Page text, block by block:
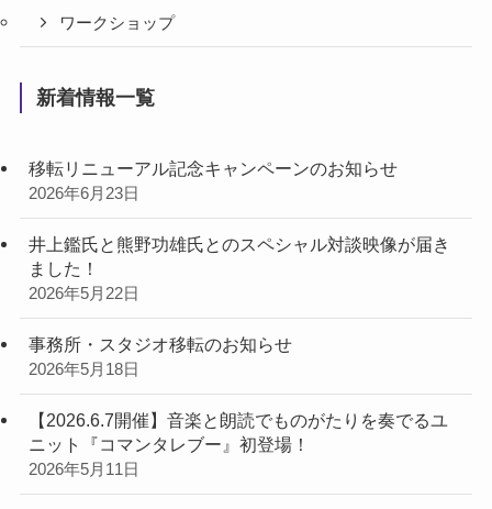
ワークショップ
新着情報一覧
移転リニューアル記念キャンペーンのお知らせ
2026年6月23日
井上鑑氏と熊野功雄氏とのスペシャル対談映像が届き
ました！
2026年5月22日
事務所・スタジオ移転のお知らせ
2026年5月18日
【2026.6.7開催】音楽と朗読でものがたりを奏でるユ
ニット『コマンタレブー』初登場！
2026年5月11日